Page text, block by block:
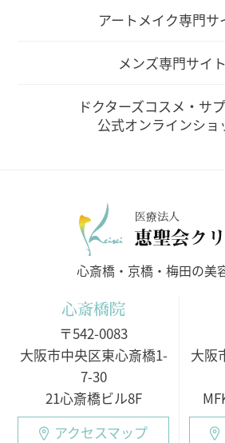
アートメイク専門サ
メンズ専門サイト
ドクターズコスメ・サ
公式オンラインショ
医療法人
心斎橋・京橋・梅田の美
心斎橋院
〒542-0083
大阪市中央区東心斎橋1-
7-30
21心斎橋ビル8F
アクセスマップ
大阪